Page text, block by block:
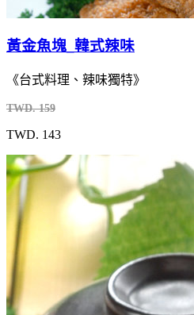
黃金魚塊_韓式辣味
《台式料理、辣味獨特》
TWD. 159
TWD. 143